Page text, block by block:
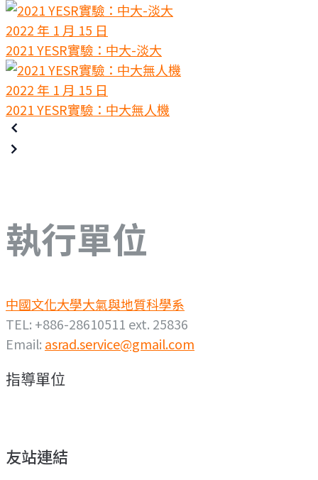
2022 年 1 月 15 日
2021 YESR實驗：中大-淡大
2022 年 1 月 15 日
2021 YESR實驗：中大無人機
執行單位
中國文化大學大氣與地質科學系
TEL: +886-28610511 ext. 25836
Email: asrad.service@gmail.com
指導單位
友站連結